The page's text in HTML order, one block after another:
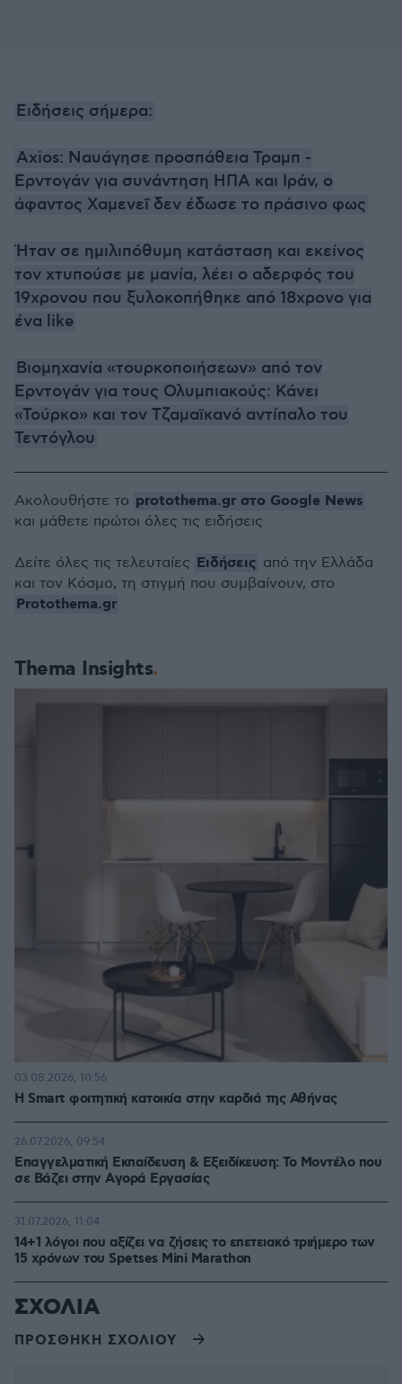
Ειδήσεις σήμερα:
Axios: Ναυάγησε προσπάθεια Τραμπ -
Ερντογάν για συνάντηση ΗΠΑ και Ιράν, ο
άφαντος Χαμενεΐ δεν έδωσε το πράσινο φως
Ήταν σε ημιλιπόθυμη κατάσταση και εκείνος
τον χτυπούσε με μανία, λέει ο αδερφός του
19χρονου που ξυλοκοπήθηκε από 18χρονο για
ένα like
Βιομηχανία «τουρκοποιήσεων» από τον
Ερντογάν για τους Ολυμπιακούς: Κάνει
«Τούρκο» και τον Τζαμαϊκανό αντίπαλο του
Τεντόγλου
Thema Insights
Η Smart φοιτητική κατοικία στην καρδιά της Αθήνας
03.08.2026, 10:56
Επαγγελματική Εκπαίδευση & Εξειδίκευση: Το Mοντέλο που
σε Bάζει στην Aγορά Eργασίας
26.07.2026, 09:54
14+1 λόγοι που αξίζει να ζήσεις το επετειακό τριήμερο των
15 χρόνων του Spetses Mini Marathon
31.07.2026, 11:04
Ακολουθήστε το protothema.gr στο Google News
και μάθετε πρώτοι όλες τις ειδήσεις
Δείτε όλες τις τελευταίες Ειδήσεις από την Ελλάδα
και τον Κόσμο, τη στιγμή που συμβαίνουν, στο
Protothema.gr
ΣΧΟΛΙΑ
ΠΡΟΣΘΗΚΗ ΣΧΟΛΙΟΥ